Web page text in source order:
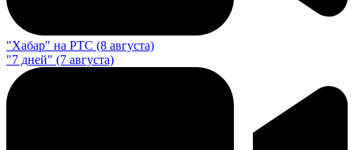
"Хабар" на РТС (8 августа)
"7 дней" (7 августа)